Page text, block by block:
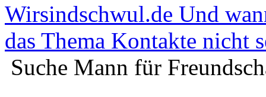
Wirsindschwul.de Und
das Thema Kontakte nicht
Suche Mann für